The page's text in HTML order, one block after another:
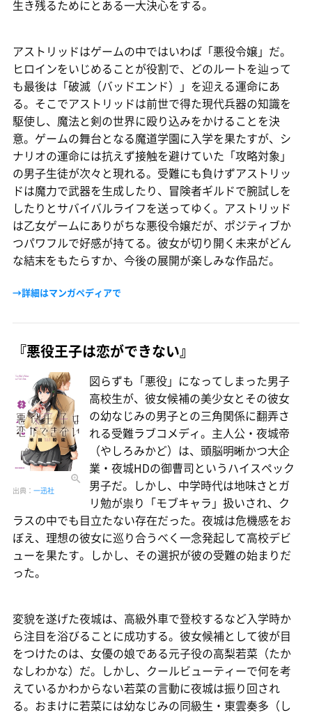
生き残るためにとある一大決心をする。
アストリッドはゲームの中ではいわば「悪役令嬢」だ。
ヒロインをいじめることが役割で、どのルートを辿って
も最後は「破滅（バッドエンド）」を迎える運命にあ
る。そこでアストリッドは前世で得た現代兵器の知識を
駆使し、魔法と剣の世界に殴り込みをかけることを決
意。ゲームの舞台となる魔道学園に入学を果たすが、シ
ナリオの運命には抗えず接触を避けていた「攻略対象」
の男子生徒が次々と現れる。受難にも負けずアストリッ
ドは魔力で武器を生成したり、冒険者ギルドで腕試しを
したりとサバイバルライフを送ってゆく。アストリッド
は乙女ゲームにありがちな悪役令嬢だが、ポジティブか
つパワフルで好感が持てる。彼女が切り開く未来がどん
な結末をもたらすか、今後の展開が楽しみな作品だ。
→詳細はマンガペディアで
『悪役王子は恋ができない』
出典： 一迅社
図らずも「悪役」になってしまった男子
高校生が、彼女候補の美少女とその彼女
の幼なじみの男子との三角関係に翻弄さ
れる受難ラブコメディ。主人公・夜城帝
（やしろみかど）は、頭脳明晰かつ大企
業・夜城HDの御曹司というハイスペック
男子だ。しかし、中学時代は地味さとガ
リ勉が祟り「モブキャラ」扱いされ、ク
ラスの中でも目立たない存在だった。夜城は危機感をお
ぼえ、理想の彼女に巡り合うべく一念発起して高校デビ
ューを果たす。しかし、その選択が彼の受難の始まりだ
った。
変貌を遂げた夜城は、高級外車で登校するなど入学時か
ら注目を浴びることに成功する。彼女候補として彼が目
をつけたのは、女優の娘である元子役の高梨若菜（たか
なしわかな）だ。しかし、クールビューティーで何を考
えているかわからない若菜の言動に夜城は振り回され
る。おまけに若菜には幼なじみの同級生・東雲奏多（し